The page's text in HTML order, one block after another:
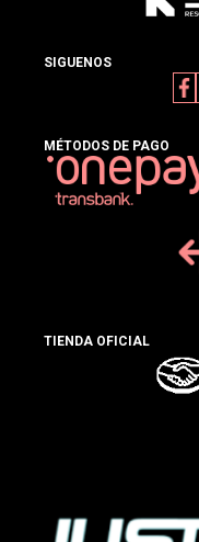
SIGUENOS
MÉTODOS DE PAGO
TIENDA OFICIAL